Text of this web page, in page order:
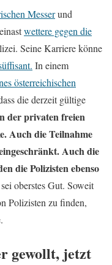
Messerund
wettere gegen die
Seine Karriere könne
In einem
österreichischen
die derzeit gültige
der privaten freien
Auch die Teilnahme
Auch die
die Polizisten ebenso
oberstes Gut. Soweit
Polizisten zu finden,
gewollt, jetzt